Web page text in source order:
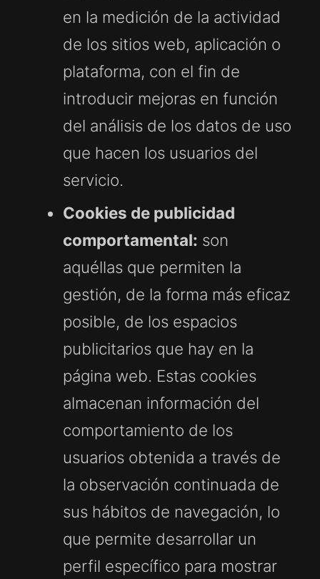
en la medición de la actividad
de los sitios web, aplicación o
plataforma, con el fin de
introducir mejoras en función
del análisis de los datos de uso
que hacen los usuarios del
servicio.
Cookies de publicidad
comportamental: son
aquéllas que permiten la
gestión, de la forma más eficaz
posible, de los espacios
publicitarios que hay en la
página web. Estas cookies
almacenan información del
comportamiento de los
usuarios obtenida a través de
la observación continuada de
sus hábitos de navegación, lo
que permite desarrollar un
perfil específico para mostrar